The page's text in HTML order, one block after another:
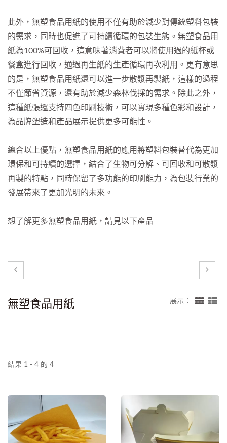
此外，無塑食品用紙的使用不僅有助於減少對傳統塑料包裝
的需求，同時也促進了可持續循環的包裝生態。無塑食品用
紙為100%可回收，這意味著消費者可以將使用過的紙杯或
餐盒進行回收，通過再生紙的生產循環再次利用。更有意思
的是，無塑食品用紙還可以進一步散漿再製紙，這樣的過程
不僅節省資源，還有助於減少森林伐採的需求。除此之外，
這種紙張還支持四色印刷技術，可以實現多種色彩和設計，
為品牌塑造和產品展示提供更多可能性。
總合以上優點，無塑食品用紙的應用將塑料包裝替代為更加
環保和可持續的選擇，結合了生物可分解、可回收和可散漿
再製的特點，同時保留了多功能的印刷能力，為包裝行業的
發展帶來了更加光明的未來。
想了解更多無塑食品用紙，請見以下產品
無塑食品用紙 展示：
結果 1 - 4 的 4